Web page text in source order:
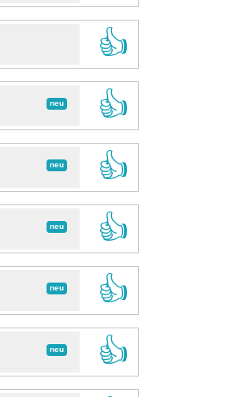
👍
neu
👍
neu
👍
neu
👍
neu
👍
neu
👍